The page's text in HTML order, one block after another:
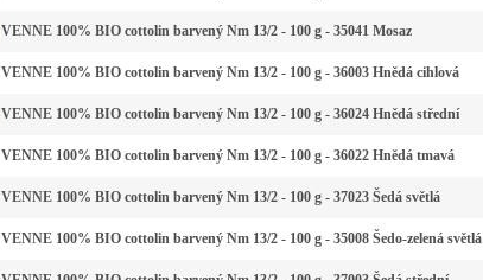
VENNE 100% BIO cottolin barvený Nm 13/2 - 100 g - 35041 Mosaz
VENNE 100% BIO cottolin barvený Nm 13/2 - 100 g - 36003 Hnědá cihlová
VENNE 100% BIO cottolin barvený Nm 13/2 - 100 g - 36024 Hnědá střední
VENNE 100% BIO cottolin barvený Nm 13/2 - 100 g - 36022 Hnědá tmavá
VENNE 100% BIO cottolin barvený Nm 13/2 - 100 g - 37023 Šedá světlá
VENNE 100% BIO cottolin barvený Nm 13/2 - 100 g - 35008 Šedo-zelená světlá